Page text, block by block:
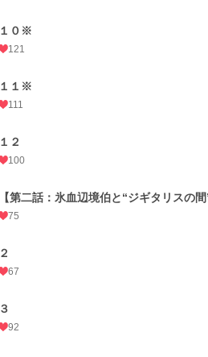
１０※
121
１１※
111
１２
100
【第二話：氷血辺境伯と“ジギタリスの間
75
２
67
３
92